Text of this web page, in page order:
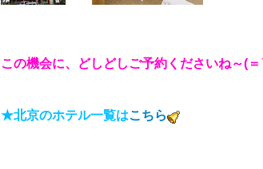
この機会に、どしどしご予約くださいね～
★北京のホテル一覧はこちら